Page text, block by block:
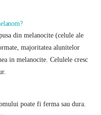
din melanocite (celule ale
majoritatea alunitelor
in melanocite. Celulele cresc
poate fi ferma sau dura.